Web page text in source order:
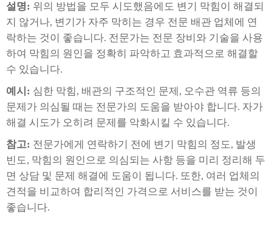
설명: 위의 방법을 모두 시도했음에도 변기 막힘이 해결되
지 않거나, 변기가 자주 막히는 경우 전문 배관 업체에 연
락하는 것이 좋습니다. 전문가는 전문 장비와 기술을 사용
하여 막힘의 원인을 정확히 파악하고 효과적으로 해결할
수 있습니다.
예시: 심한 막힘, 배관의 구조적인 문제, 오수관 역류 등의
문제가 의심될 때는 전문가의 도움을 받아야 합니다. 자가
해결 시도가 오히려 문제를 악화시킬 수 있습니다.
참고: 전문가에게 연락하기 전에 변기 막힘의 정도, 발생
빈도, 막힘의 원인으로 의심되는 사항 등을 미리 정리해 두
면 상담 및 문제 해결에 도움이 됩니다. 또한, 여러 업체의
견적을 비교하여 합리적인 가격으로 서비스를 받는 것이
좋습니다.